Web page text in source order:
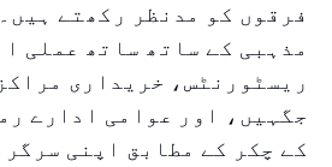
فرقوں کو مدنظر رکھتے
مذہبی کے ساتھ ساتھ عملی
ریسٹورنٹس، خریداری
جگہیں، اور عوامی ادارے
کے چکر کے مطابق اپنی